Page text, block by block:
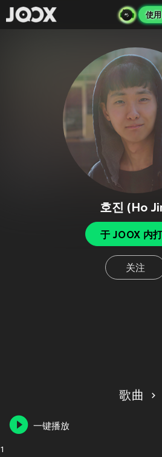
使
호진 (Ho
于 JOOX 内
关注
歌曲
一键播放
1